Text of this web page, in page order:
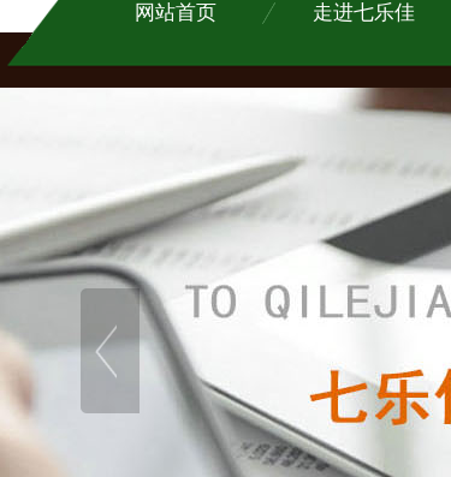
网站首页 走进七乐佳